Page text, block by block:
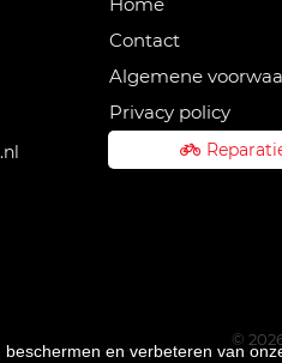
Contact
Algemene
Privacy policy
©
en verbeteren van